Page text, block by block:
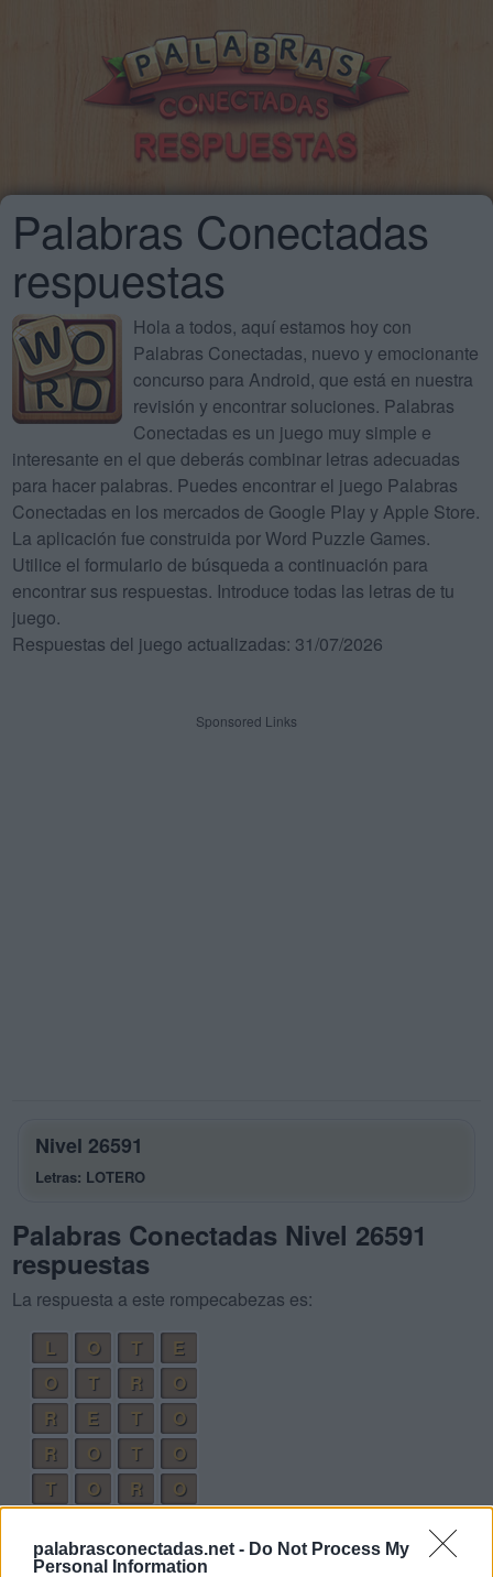
palabrasconectadas.net - Do Not Process My
Personal Information
Palabras Conectadas
respuestas
Hola a todos, aquí estamos hoy con
Palabras Conectadas, nuevo y emocionante
concurso para Android, que está en nuestra
revisión y encontrar soluciones. Palabras
Conectadas es un juego muy simple e
interesante en el que deberás combinar letras adecuadas
para hacer palabras. Puedes encontrar el juego Palabras
Conectadas en los mercados de Google Play y Apple Store.
La aplicación fue construida por Word Puzzle Games.
Utilice el formulario de búsqueda a continuación para
encontrar sus respuestas. Introduce todas las letras de tu
juego.
Respuestas del juego actualizadas: 31/07/2026
Sponsored Links
Nivel 26591
Letras: LOTERO
Palabras Conectadas Nivel 26591
respuestas
La respuesta a este rompecabezas es:
L
O T
E
O
T R
O
R
E T
O
R
O T
O
T
O R
O
T
O L E R
O